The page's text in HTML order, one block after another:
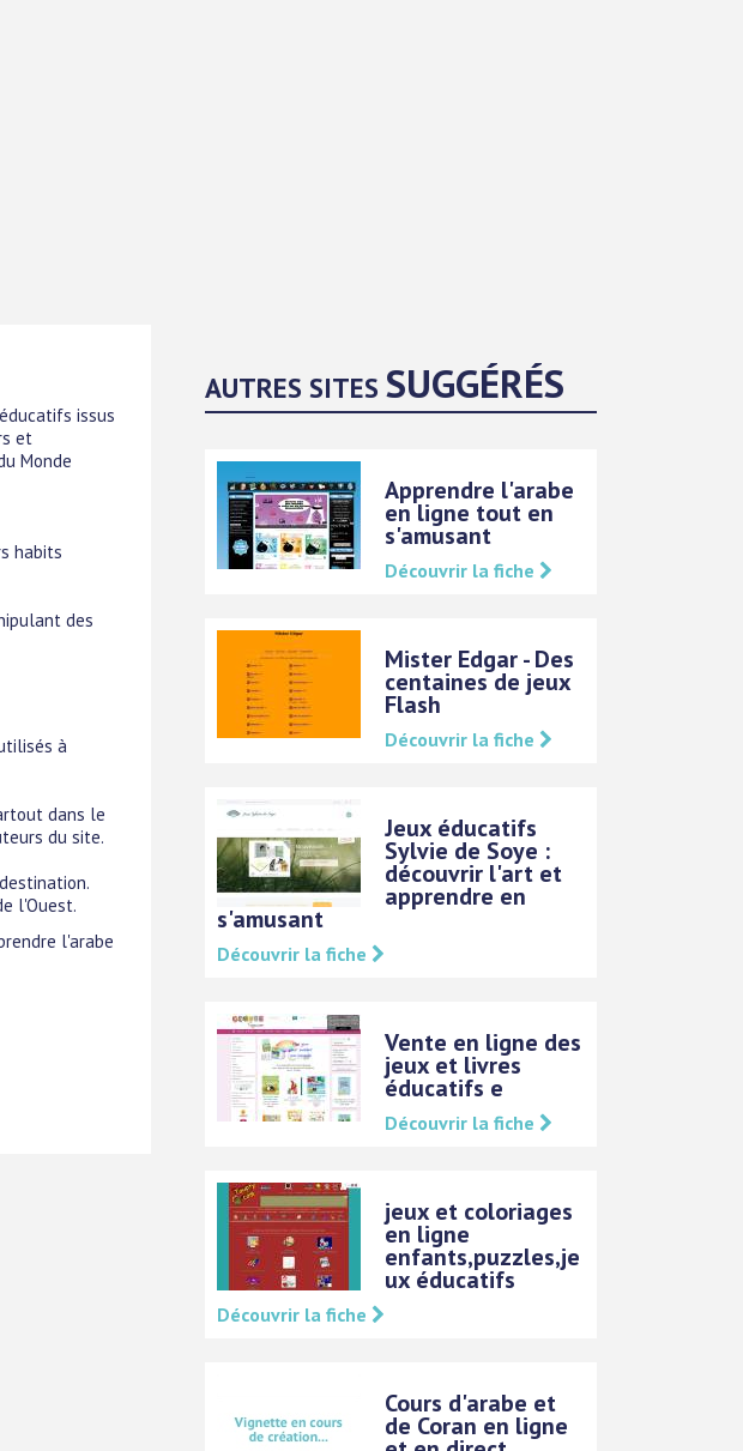
issus
et
Monde
habits
des
à
dans le
du site.
l'Ouest.
l'arabe
AUTRES SITESSUGGÉRÉS
Apprendre l'arabe
en ligne tout en
s'amusant
Découvrir la fiche
Mister Edgar - Des
centaines de jeux
Flash
Découvrir la fiche
Jeux éducatifs
Sylvie de Soye :
découvrir l'art et
apprendre en
s'amusant
Découvrir la fiche
Vente en ligne des
jeux et livres
éducatifs e
Découvrir la fiche
jeux et coloriages
en ligne
enfants,puzzles,je
ux éducatifs
Découvrir la fiche
Cours d'arabe et
de Coran en ligne